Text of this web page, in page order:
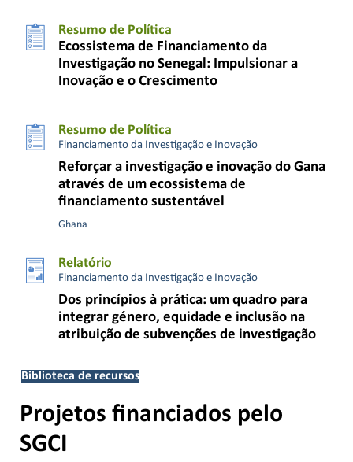
Resumo de Política
Ecossistema de Financiamento da
Investigação no Senegal: Impulsionar a
Inovação e o Crescimento
Resumo de Política
Financiamento da Investigação e Inovação
Reforçar a investigação e inovação do Gana
através de um ecossistema de
financiamento sustentável
Ghana
Relatório
Financiamento da Investigação e Inovação
Dos princípios à prática: um quadro para
integrar género, equidade e inclusão na
atribuição de subvenções de investigação
Biblioteca de recursos
Projetos financiados pelo
SGCI